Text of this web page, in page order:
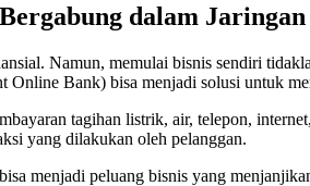
dalam
Namun, memulai bisnis sendiri
Bank) bisa menjadi solusi untuk
tagihan listrik, air, telepon,
yang dilakukan oleh pelanggan.
menjadi peluang bisnis yang